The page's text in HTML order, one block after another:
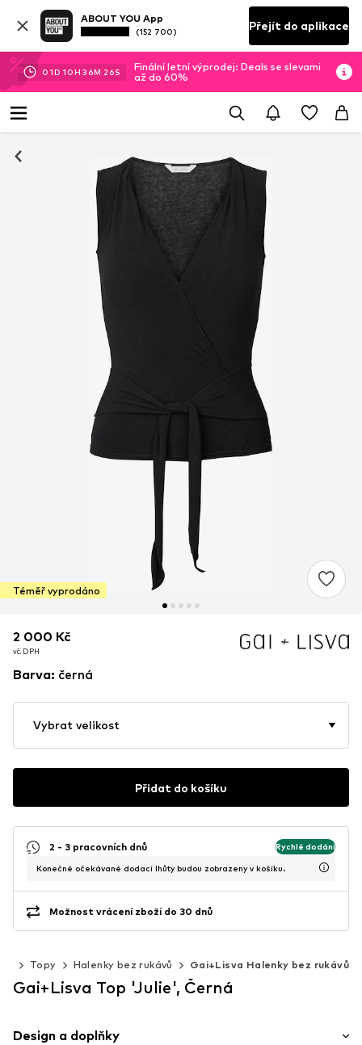
ABOUT YOU App
(152 700) Přejít do aplikace
01D 10H 36M 26S
Finální letní výprodej: Deals se slevami
až do 60%
Téměř vyprodáno
2 000 Kč
vč. DPH
2 000 Kč
vč. DPH
Barva: černá
Vybrat velikost
Přidat do košíku
2 - 3 pracovních dnů Rychlé dodání
Konečné očekávané dodací lhůty budou zobrazeny v košíku.
Možnost vrácení zboží do 30 dnů
Topy Halenky bez rukávů Gai+Lisva Halenky bez rukávů
Gai+Lisva Top 'Julie', Černá
Design a doplňky